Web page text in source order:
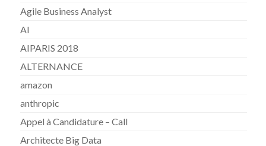
Agile Business Analyst
AI
AIPARIS 2018
ALTERNANCE
amazon
anthropic
Appel à Candidature – Call
Architecte Big Data